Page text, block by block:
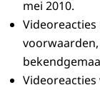
mei 2010.